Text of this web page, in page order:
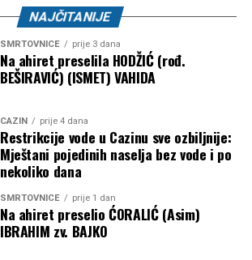
NAJČITANIJE
SMRTOVNICE prije 3 dana
Na ahiret preselila HODŽIĆ (rođ.
BEŠIRAVIĆ) (ISMET) VAHIDA
CAZIN prije 4 dana
Restrikcije vode u Cazinu sve ozbiljnije:
Mještani pojedinih naselja bez vode i po
nekoliko dana
SMRTOVNICE prije 1 dan
Na ahiret preselio ĆORALIĆ (Asim)
IBRAHIM zv. BAJKO